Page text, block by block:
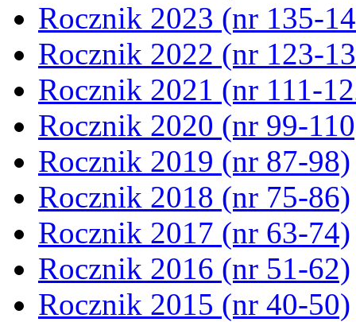
Rocznik 2023 (nr 135-
Rocznik 2022 (nr 123-
Rocznik 2021 (nr 111-
Rocznik 2020 (nr 99-
Rocznik 2019 (nr 87-98)
Rocznik 2018 (nr 75-86)
Rocznik 2017 (nr 63-74)
Rocznik 2016 (nr 51-62)
Rocznik 2015 (nr 40-50)